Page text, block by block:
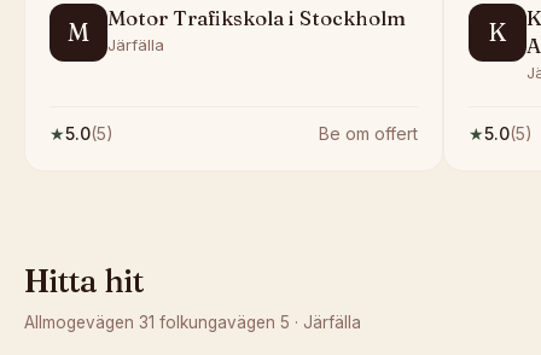
M Motor Trafikskola i Stockholm
Järfälla
★5.0(5) Be om offert
K
★5.0(5)
Hitta hit
Allmogevägen 31 folkungavägen 5 · Järfälla